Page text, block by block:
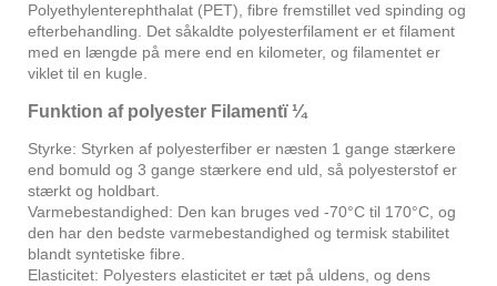
Polyethylenterephthalat (PET), fibre fremstillet ved spinding og
efterbehandling. Det såkaldte polyesterfilament er et filament
med en længde på mere end en kilometer, og filamentet er
viklet til en kugle.
Funktion af polyester Filamentï ¼
Styrke: Styrken af ​​polyesterfiber er næsten 1 gange stærkere
end bomuld og 3 gange stærkere end uld, så polyesterstof er
stærkt og holdbart.
Varmebestandighed: Den kan bruges ved -70°C til 170°C, og
den har den bedste varmebestandighed og termisk stabilitet
blandt syntetiske fibre.
Elasticitet: Polyesters elasticitet er tæt på uldens, og dens